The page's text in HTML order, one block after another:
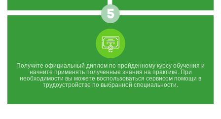
Получите официальный диплом по пройденному курсу обучения и
начните применять полученные знания на практике. При
необходимости вы можете воспользоваться сервисом помощи в
трудоустройстве по выбранной специальности.